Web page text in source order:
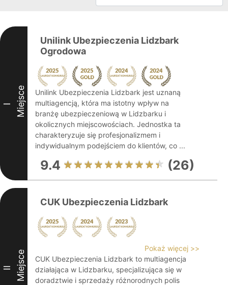
I Miejsce
Unilink Ubezpieczenia Lidzbark
Ogrodowa
Unilink Ubezpieczenia Lidzbark jest uznaną
multiagencją, która ma istotny wpływ na
branżę ubezpieczeniową w Lidzbarku i
okolicznych miejscowościach. Jednostka ta
charakteryzuje się profesjonalizmem i
indywidualnym podejściem do klientów, co ...
9.4 (26)
II Miejsce
CUK Ubezpieczenia Lidzbark
Pokaż więcej >>
CUK Ubezpieczenia Lidzbark to multiagencja
działająca w Lidzbarku, specjalizująca się w
doradztwie i sprzedaży różnorodnych polis